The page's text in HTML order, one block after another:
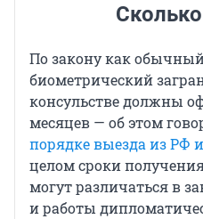
По закону как
биометрический
консульстве должны
месяцев — об этом
порядке выезда из РФ
целом сроки
могут различаться в
и работы